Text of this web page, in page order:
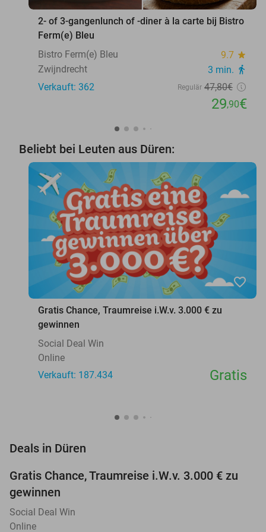
2- of 3-gangenlunch of -diner à la carte bij Bistro
Ferm(e) Bleu
Bistro Ferm(e) Bleu
9.7 star
Zwijndrecht 3 min. directions_walk
Verkauft: 362 Regulär 47,80€
29,90€
Beliebt bei Leuten aus Düren:
favorite_border
Gratis Chance, Traumreise i.W.v. 3.000 € zu
gewinnen
Social Deal Win
Online
Verkauft: 187.434
Gratis
Deals in Düren
Gratis Chance, Traumreise i.W.v. 3.000 € zu
gewinnen
Social Deal Win
Online